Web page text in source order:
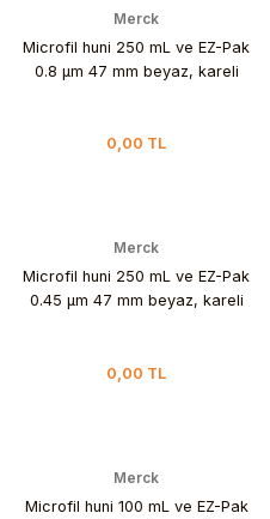
Merck
Microfil huni 250 mL ve EZ-Pak
0.8 µm 47 mm beyaz, kareli
0,00 TL
Merck
Microfil huni 250 mL ve EZ-Pak
0.45 µm 47 mm beyaz, kareli
0,00 TL
Merck
Microfil huni 100 mL ve EZ-Pak